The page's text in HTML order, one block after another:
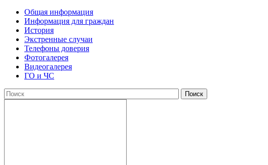
Общая информация
Информация для граждан
История
Экстренные случаи
Телефоны доверия
Фотогалерея
Видеогалерея
ГО и ЧС